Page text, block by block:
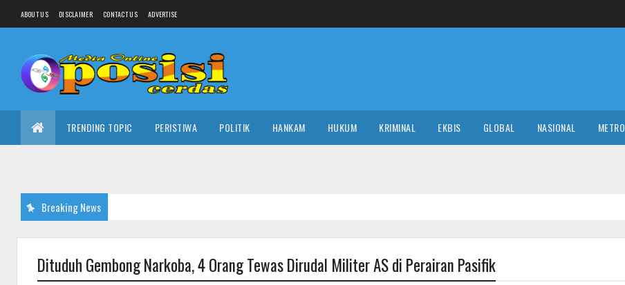
ABOUT US DISCLAIMER CONTACT US ADVERTISE
TRENDING TOPIC PERISTIWA POLITIK HANKAM HUKUM KRIMINAL EKBIS GLOBAL NASIONAL METRO
Breaking News
Dituduh Gembong Narkoba, 4 Orang Tewas Dirudal Militer AS di Perairan Pasifik